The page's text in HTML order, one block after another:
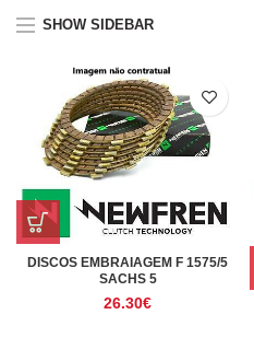
SHOW SIDEBAR
DISCOS EMBRAIAGEM F 1575/5
SACHS 5
26.30€